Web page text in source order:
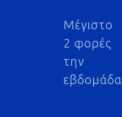
Μέγιστο
2 φορές
την
εβδομάδα